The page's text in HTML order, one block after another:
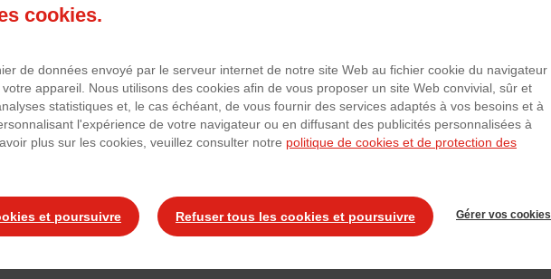
(H/F)
à cette offre
cookies.
de données envoyé par le serveur internet de notre site Web au fichier cookie du navigateur
appareil. Nous utilisons des cookies afin de vous proposer un site Web convivial, sûr et
statistiques et, le cas échéant, de vous fournir des services adaptés à vos besoins et à
l'expérience de votre navigateur ou en diffusant des publicités personnalisées à
plus sur les cookies, veuillez consulter notre politique de cookies et de protection des
et poursuivre Refuser tous les cookies et poursuivre Gérer vos cookies